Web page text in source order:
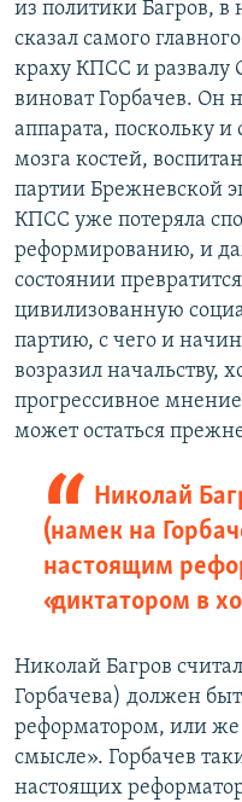
из политики Багров, в
сказал самого
краху КПСС и развалу
виноват Горбачев. Он
аппарата, поскольку
мозга костей,
партии Брежневской
КПСС уже потеряла
реформированию, и
состоянии
цивилизованную
партию, с чего и
возразил начальству,
прогрессивное
может остаться
Николай
(намек на
настоящим
«диктатором в
Николай Багров
Горбачева) должен
реформатором, или
смысле». Горбачев
настоящих